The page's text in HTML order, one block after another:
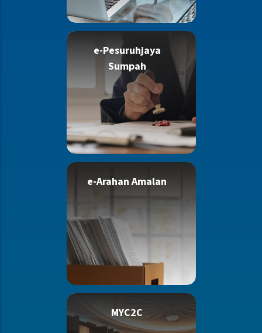
e-Pesuruhjaya
Sumpah
e-Arahan Amalan
MYC2C